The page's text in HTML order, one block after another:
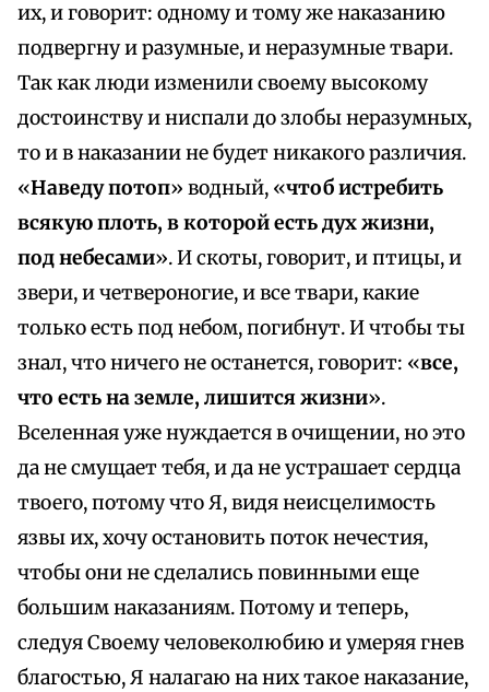
их, и говорит: одному и тому же наказанию
подвергну и разумные, и неразумные твари.
Так как люди изменили своему высокому
достоинству и ниспали до злобы неразумных,
то и в наказании не будет никакого различия.
«Наведу потоп» водный, «чтоб истребить
всякую плоть, в которой есть дух жизни,
под небесами». И скоты, говорит, и птицы, и
звери, и четвероногие, и все твари, какие
только есть под небом, погибнут. И чтобы ты
знал, что ничего не останется, говорит: «все,
что есть на земле, лишится жизни».
Вселенная уже нуждается в очищении, но это
да не смущает тебя, и да не устрашает сердца
твоего, потому что Я, видя неисцелимость
язвы их, хочу остановить поток нечестия,
чтобы они не сделались повинными еще
большим наказаниям. Потому и теперь,
следуя Своему человеколюбию и умеряя гнев
благостью, Я налагаю на них такое наказание,